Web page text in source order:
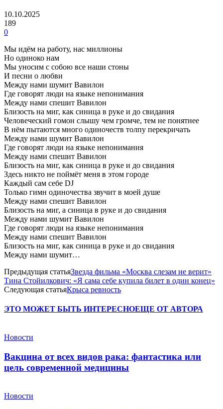
10.10.2025
189
0
Мы идём на работу, нас миллионы
Но одиноко нам
Мы уносим с собою все наши стоны
И песни о любви
Между нами шумит Вавилон
Где говорят люди на языке непонимания
Между нами спешит Вавилон
Близость на миг, как синица в руке и до свидания
Человеческий гомон слышу чем громче, тем не понятнее
В нём пытаются много одиночеств толпу перекричать
Между нами шумит Вавилон
Где говорят люди на языке непонимания
Между нами спешит Вавилон
Близость на миг, как синица в руке и до свидания
Здесь никто не поймёт меня в этом городе
Каждый сам себе DJ
Только гимн одиночества звучит в моей душе
Между нами спешит Вавилон
Близость на миг, а синица в руке и до свидания
Между нами шумит Вавилон
Где говорят люди на языке непонимания
Между нами спешит Вавилон
Близость на миг, как синица в руке и до свидания
Между нами шумит…
Предыдущая статьяЗвезда фильма «Москва слезам не верит»
Тина Стойилкович: «Я сама себе купила билет в один конец»
Следующая статьяКрыса ревность
ЭТО МОЖЕТ БЫТЬ ИНТЕРЕСНОЕЩЕ ОТ АВТОРА
Новости
Вакцина от всех видов рака: фантастика или
цель современной медицины
Новости